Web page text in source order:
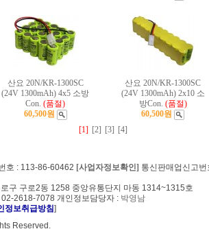
산요 20N/KR-1300SC
(24V 1300mAh) 4x5 소방
Con. (품절)
60,500원
산요 20N/KR-1300SC
(24V 1300mAh) 2x10 소
방Con. (품절)
60,500원
[1] [2] [3] [4]
호 : 113-86-60462 [사업자정보확인] 통신판매업신고
구 구로2동 1258 중앙유통단지 마동 1314~1315호
2618-7078 개인정보담당자 : 박영남
정보취급방침]
Reserved.